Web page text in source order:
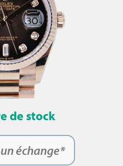
de stock
échange*